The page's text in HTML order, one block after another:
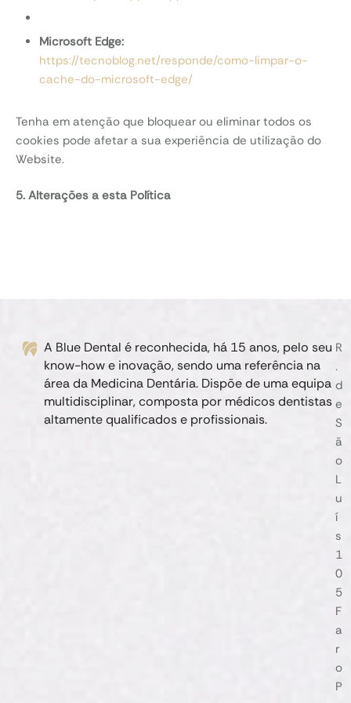
Microsoft Edge:
https://tecnoblog.net/responde/como-limpar-o-
cache-do-microsoft-edge/
Tenha em atenção que bloquear ou eliminar todos os
cookies pode afetar a sua experiência de utilização do
Website.
5. Alterações a esta Política
A Blue Dental é reconhecida, há 15 anos, pelo seu
know-how e inovação, sendo uma referência na
área da Medicina Dentária. Dispõe de uma equipa
multidisciplinar, composta por médicos dentistas
altamente qualificados e profissionais.
R
.
d
e
S
ã
o
L
u
í
s
1
0
5
F
a
r
o
P